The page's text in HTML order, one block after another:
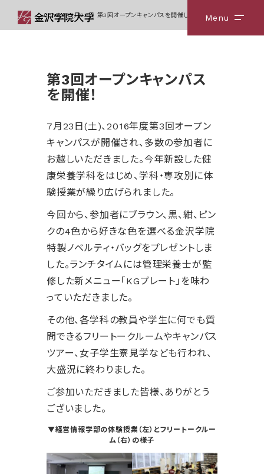
Menu メニ
Home 7月23日 第3回オープンキャンパスを開催しました！
第3回オープンキャンパス
を開催！
7月23日(土)、2016年度第3回オープン
キャンパスが開催され、多数の参加者に
お越しいただきました。今年新設した健
康栄養学科をはじめ、学科・専攻別に体
験授業が繰り広げられました。
今回から、参加者にブラウン、黒、紺、ピン
クの4色から好きな色を選べる金沢学院
特製ノベルティ・バッグをプレゼントしま
した。ランチタイムには管理栄養士が監
修した新メニュー「KGプレート」を味わ
っていただきました。
その他、各学科の教員や学生に何でも質
問できるフリートークルームやキャンパス
ツアー、女子学生寮見学なども行われ、
大盛況に終わりました。
ご参加いただきました皆様、ありがとう
ございました。
▼経営情報学部の体験授業（左）とフリートークルー
ム（右）の様子